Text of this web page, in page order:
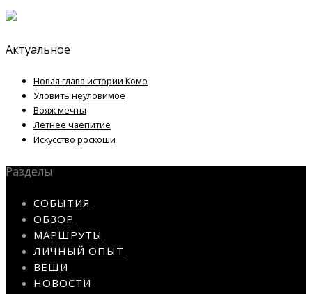
Актуальное
Новая глава истории Комо
Уловить неуловимое
Вояж мечты
Летнее чаепитие
Искусство роскоши
Разделы
СОБЫТИЯ
ОБЗОР
МАРШРУТЫ
ЛИЧНЫЙ ОПЫТ
ВЕЩИ
НОВОСТИ